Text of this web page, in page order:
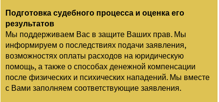
Подготовка судебного процесса и оценка его
результатов
Мы поддерживаем Вас в защите Ваших прав. Мы
информируем о последствиях подачи заявления,
возможностях оплаты расходов на юридическую
помощь, а также о способах денежной компенсации
после физических и психических нападений. Мы вместе
с Вами заполняем соответствующие заявления.